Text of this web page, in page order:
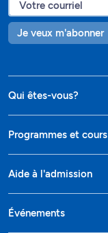
Je veux m'abonner
Qui êtes-vous?
Programmes et cours
Aide à l'admission
Événements